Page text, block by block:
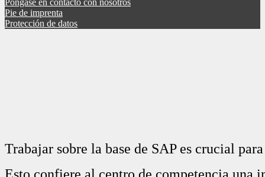
Póngase en contacto con nosotros
Pie de imprenta
Protección de datos
Trabajar sobre la base de SAP es crucial